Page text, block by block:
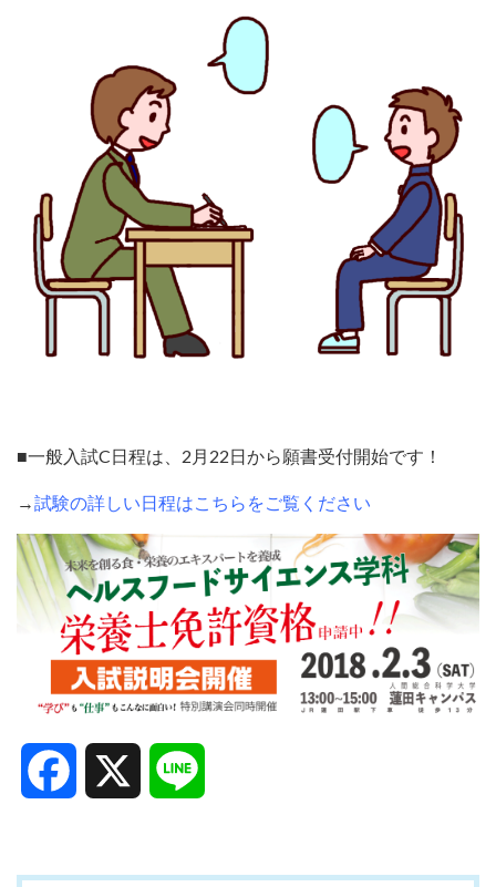
■一般入試C日程は、2月22日から願書受付開始です！
→試験の詳しい日程はこちらをご覧ください
Facebook